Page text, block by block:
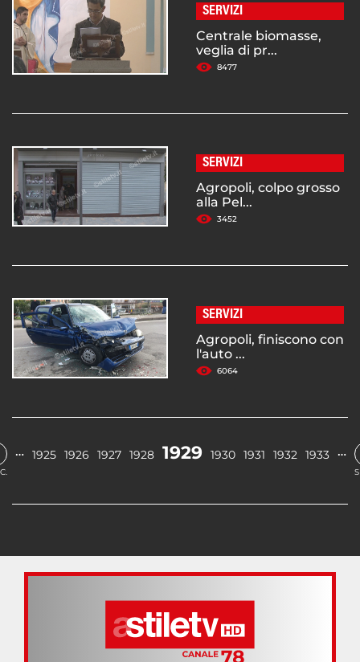
SERVIZI
Centrale biomasse,
veglia di pr...
8477
SERVIZI
Agropoli, colpo grosso
alla Pel...
3452
SERVIZI
Agropoli, finiscono con
l'auto ...
6064
… 1925 1926 1927 1928 1929 1930 1931 1932 1933 …